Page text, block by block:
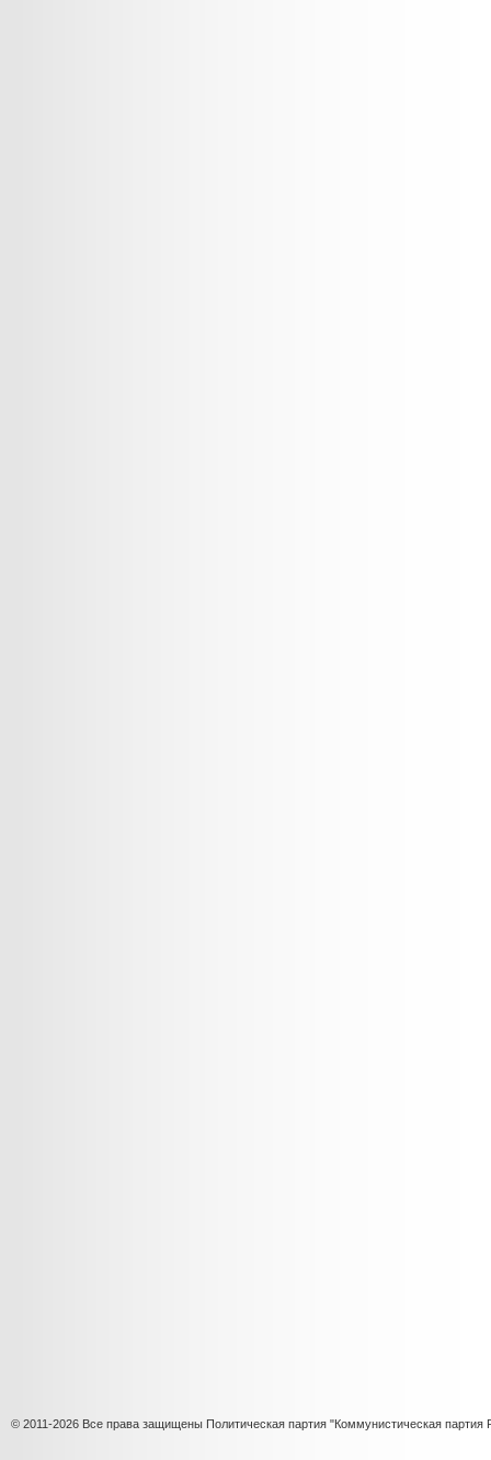
© 2011-2026 Все права защищены Политическая партия "Коммунистическая партия